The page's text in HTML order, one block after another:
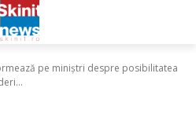
pe miniștri despre posibilitatea